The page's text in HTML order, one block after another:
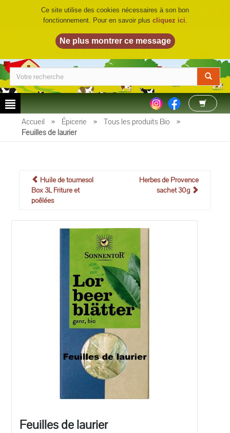
LA FERME DU BIO©
Accueil » Épicerie » Tous les produits Bio
»
Feuilles de laurier
Huile de tournesol
Box 3L Friture et
poêlées
Herbes de Provence
sachet 30g
Feuilles de laurier
Ce site utilise des cookies nécessaires à son bon
fonctionnement. Pour en savoir plus cliquez ici.